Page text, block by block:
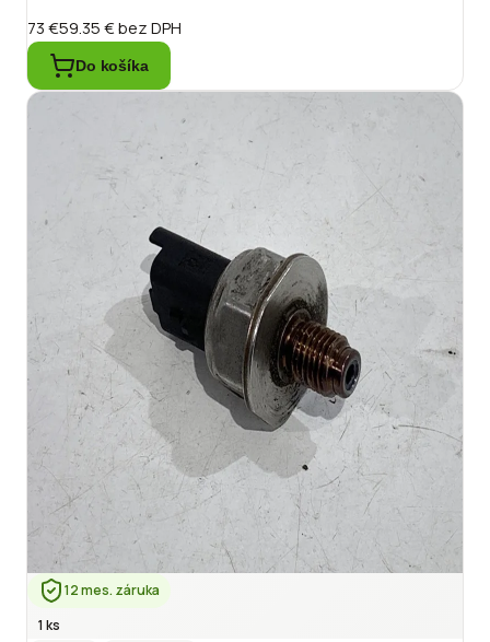
73 €59.35 €bez DPH
Do košíka
12 mes. záruka
1 ks